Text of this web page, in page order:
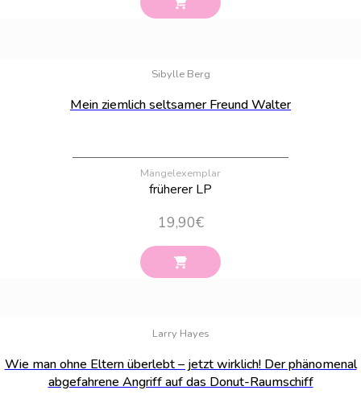
Sibylle Berg
Mein ziemlich seltsamer Freund Walter
Mängelexemplar
früherer LP
19,90€
Larry Hayes
Wie man ohne Eltern überlebt – jetzt wirklich! Der phänomenal
abgefahrene Angriff auf das Donut-Raumschiff